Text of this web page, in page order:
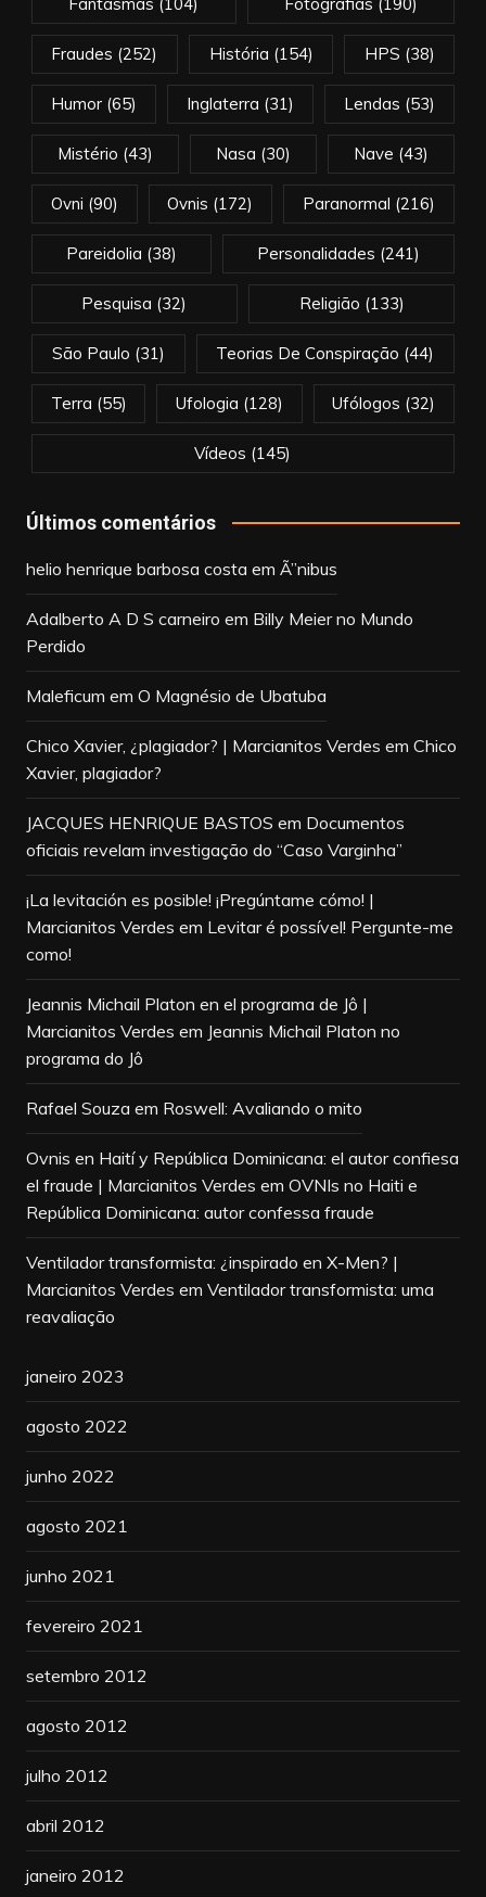
Fraudes (252) História (154) HPS (38)
Humor(65) Inglaterra (31) Lendas (53)
Mistério (43) Nasa (30) Nave (43)
Ovni (90) Ovnis (172) Paranormal (216)
Pareidolia (38) Personalidades (241)
Pesquisa (32) Religião (133)
São Paulo (31) Teorias De Conspiração (44)
Terra (55) Ufologia (128) Ufólogos (32)
Vídeos (145)
Últimos comentários
helio henrique barbosa costa em Ã”nibus
Adalberto A D S carneiro em Billy Meier no Mundo
Perdido
Maleficum em O Magnésio de Ubatuba
Chico Xavier, ¿plagiador? | Marcianitos Verdes em Chico
Xavier, plagiador?
JACQUES HENRIQUE BASTOS em Documentos
oficiais revelam investigação do “Caso Varginha”
¡La levitación es posible! ¡Pregúntame cómo! |
Marcianitos Verdes em Levitar é possível! Pergunte-me
como!
Jeannis Michail Platon en el programa de Jô |
Marcianitos Verdes em Jeannis Michail Platon no
programa do Jô
Rafael Souza em Roswell: Avaliando o mito
Ovnis en Haití y República Dominicana: el autor confiesa
el fraude | Marcianitos Verdes em OVNIs no Haiti e
República Dominicana: autor confessa fraude
Ventilador transformista: ¿inspirado en X-Men? |
Marcianitos Verdes em Ventilador transformista: uma
reavaliação
janeiro 2023
agosto 2022
junho 2022
agosto 2021
junho 2021
fevereiro 2021
setembro 2012
agosto 2012
julho 2012
abril 2012
janeiro 2012